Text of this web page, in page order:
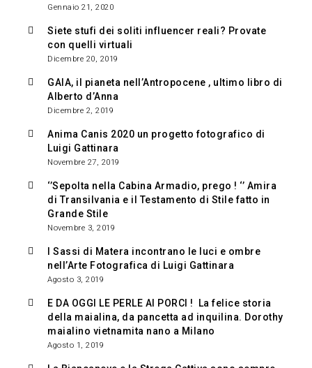
Gennaio 21, 2020
Siete stufi dei soliti influencer reali? Provate
con quelli virtuali
Dicembre 20, 2019
GAIA, il pianeta nell’Antropocene , ultimo libro di
Alberto d’Anna
Dicembre 2, 2019
Anima Canis 2020 un progetto fotografico di
Luigi Gattinara
Novembre 27, 2019
‘’Sepolta nella Cabina Armadio, prego ! ‘’ Amira
di Transilvania e il Testamento di Stile fatto in
Grande Stile
Novembre 3, 2019
I Sassi di Matera incontrano le luci e ombre
nell’Arte Fotografica di Luigi Gattinara
Agosto 3, 2019
E DA OGGI LE PERLE AI PORCI ! La felice storia
della maialina, da pancetta ad inquilina. Dorothy
maialino vietnamita nano a Milano
Agosto 1, 2019